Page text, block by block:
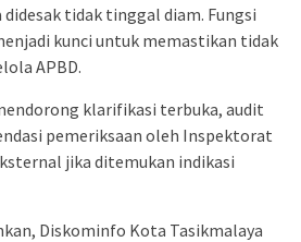
didesak tidak tinggal diam. Fungsi
kunci untuk memastikan tidak
APBD.
klarifikasi terbuka, audit
pemeriksaan oleh Inspektorat
jika ditemukan indikasi
Diskominfo Kota Tasikmalaya